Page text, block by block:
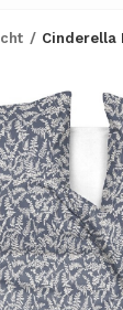
Cinderella